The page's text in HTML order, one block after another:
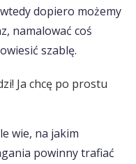
dopiero możemy
namalować coś
szablę.
Ja chcę po prostu
wie, na jakim
powinny trafiać